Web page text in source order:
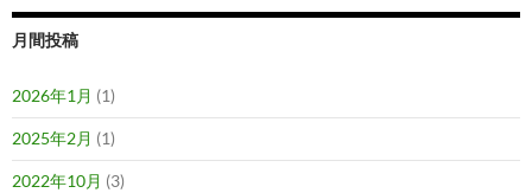
月間投稿
2026年1月 (1)
2025年2月 (1)
2022年10月 (3)